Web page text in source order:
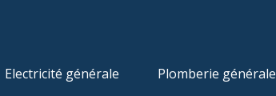
Electricité générale Plomberie générale